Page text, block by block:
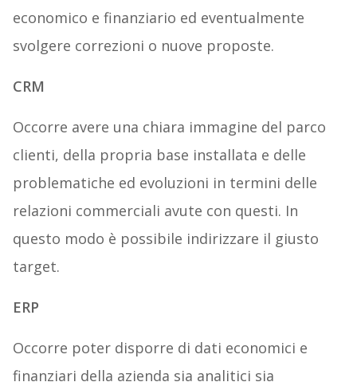
economico e finanziario ed eventualmente
svolgere correzioni o nuove proposte.
CRM
Occorre avere una chiara immagine del parco
clienti, della propria base installata e delle
problematiche ed evoluzioni in termini delle
relazioni commerciali avute con questi. In
questo modo è possibile indirizzare il giusto
target.
ERP
Occorre poter disporre di dati economici e
finanziari della azienda sia analitici sia